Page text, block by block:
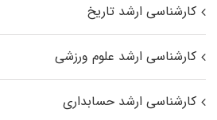
کارشناسی ارشد تاریخ
کارشناسی ارشد علوم ورزشی
کارشناسی ارشد حسابداری